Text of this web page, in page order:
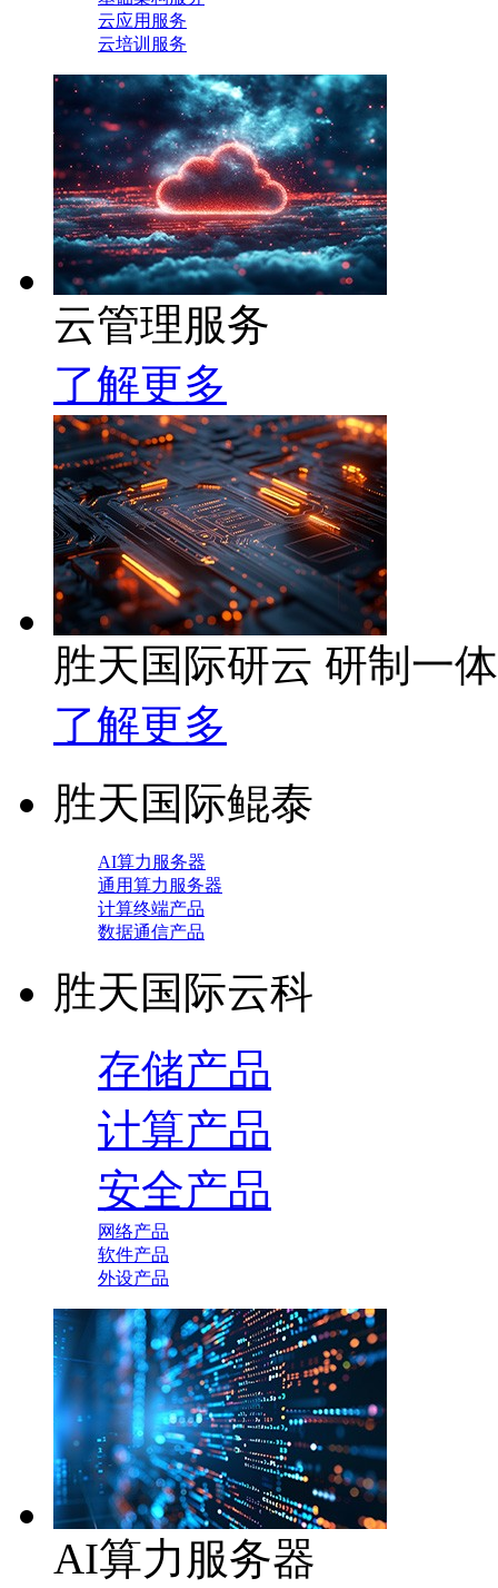
云应用服务
云培训服务
云管理服务
了解更多
胜天国际研云 研制一
了解更多
胜天国际鲲泰
AI算力服务器
通用算力服务器
计算终端产品
数据通信产品
胜天国际云科
存储产品
计算产品
安全产品
网络产品
软件产品
外设产品
AI算力服务器